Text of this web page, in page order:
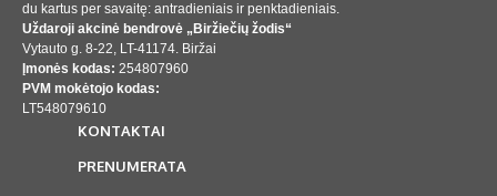
du kartus per savaitę: antradieniais ir penktadieniais.
Uždaroji akcinė bendrovė „Biržiečių žodis“
Vytauto g. 8-22, LT-41174. Biržai
Įmonės kodas: 254807960
PVM mokėtojo kodas:
LT548079610
KONTAKTAI
PRENUMERATA